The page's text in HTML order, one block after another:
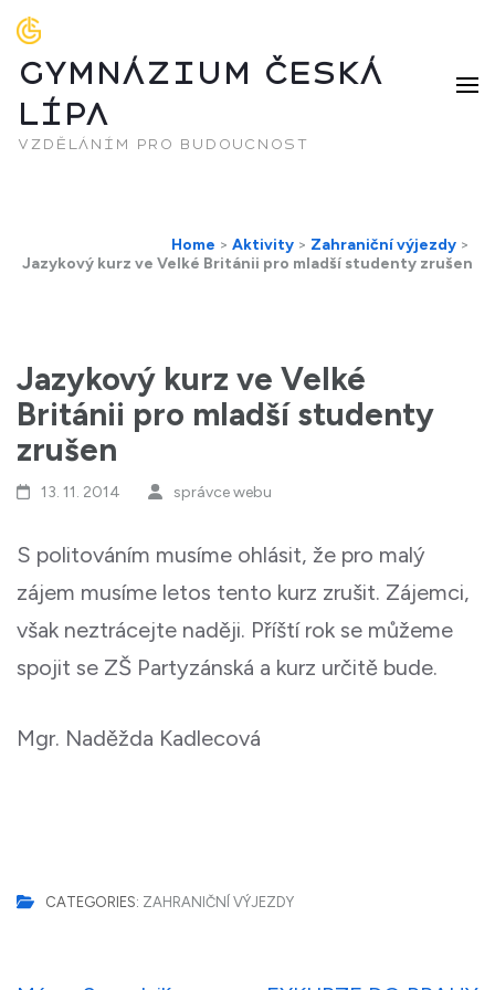
GYMNÁZIUM ČESKÁ
LÍPA
vzděláním pro budoucnost
Home > Aktivity > Zahraniční výjezdy >
Jazykový kurz ve Velké Británii pro mladší studenty zrušen
Jazykový kurz ve Velké
Británii pro mladší studenty
zrušen
13. 11. 2014 správce webu
S politováním musíme ohlásit, že pro malý
zájem musíme letos tento kurz zrušit. Zájemci,
však neztrácejte naději. Příští rok se můžeme
spojit se ZŠ Partyzánská a kurz určitě bude.
Mgr. Naděžda Kadlecová
CATEGORIES: ZAHRANIČNÍ VÝJEZDY